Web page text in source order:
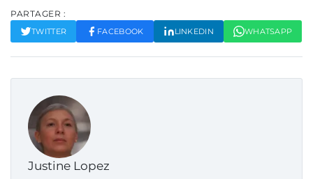
PARTAGER :
TWITTER FACEBOOK LINKEDIN WHATSAPP
Justine Lopez